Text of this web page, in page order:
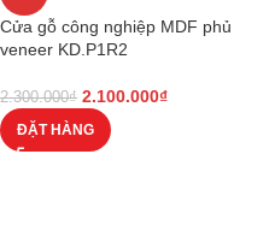
Cửa gỗ công nghiệp MDF phủ
veneer KD.P1R2
2.300.000₫ 2.100.000₫
ĐẶT HÀNG